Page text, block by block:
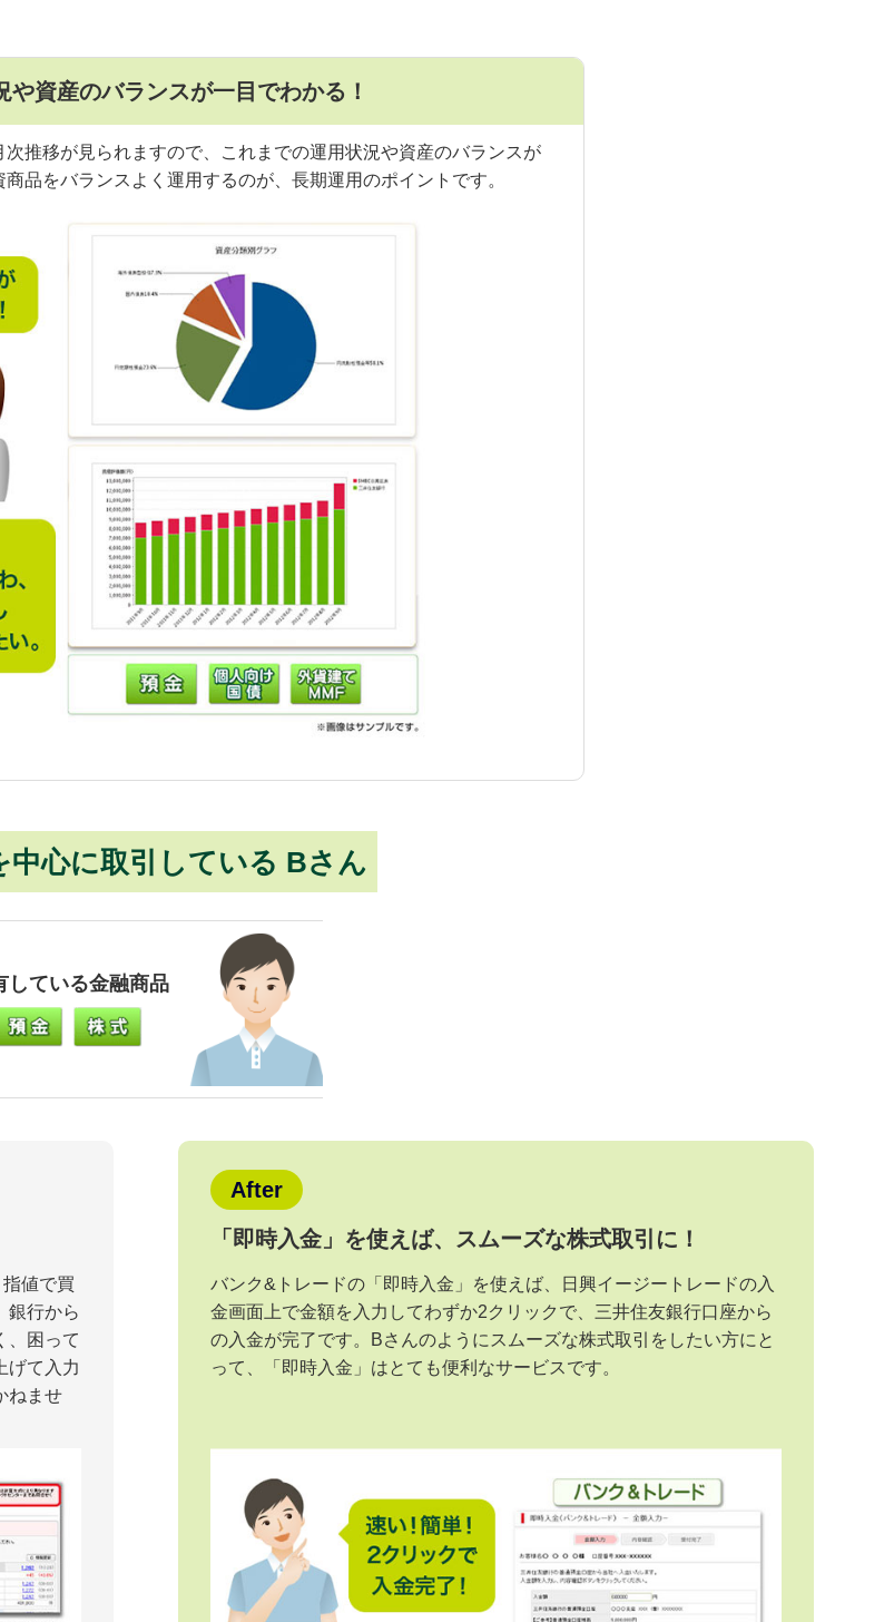
や資産のバランスが一目でわかる！
推移が見られますので、これまでの運用状況や資産のバランスが
品をバランスよく運用するのが、長期運用のポイントです。
中心に取引している Bさん
している金融商品
値で買
銀行から
、困って
げて入力
ねませ
After
「即時入金」を使えば、スムーズな株式取引に！
バンク&トレードの「即時入金」を使えば、日興イージートレードの入
金画面上で金額を入力してわずか2クリックで、三井住友銀行口座から
の入金が完了です。Bさんのようにスムーズな株式取引をしたい方にと
って、「即時入金」はとても便利なサービスです。